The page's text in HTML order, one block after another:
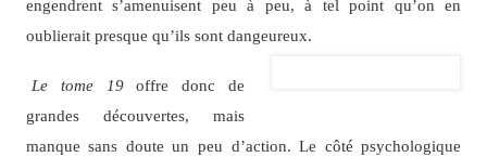
engendrent s’amenuisent peu à peu, à tel point qu’on en
oublierait presque qu’ils sont dangeureux.
Le tome 19offre donc de
grandes découvertes, mais
manque sans doute un peu d’action. Le côté psychologique